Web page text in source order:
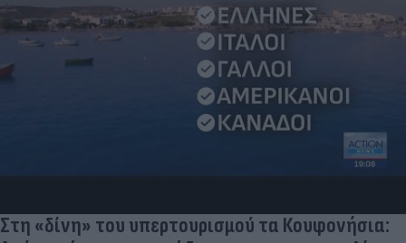
εμφανίστηκε άλλη νύφη και ο CR7… έπεσε κάτω